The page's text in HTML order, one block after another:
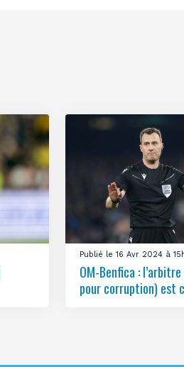
Publié le 16 Avr 2024 à
OM-Benfica :
pour corruption) est